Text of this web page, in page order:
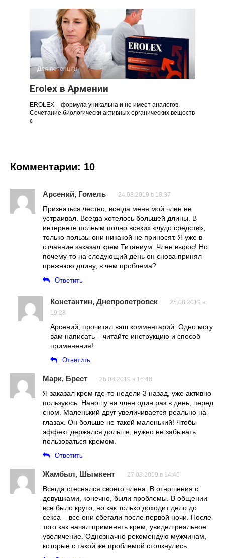
Для потенции
Erolex в Армении
EROLEX – формула уникальна и не имеет аналогов.
Сочетание биологически активных органических веществ
с
Комментарии: 10
Арсений, Гомель 24.08.2019 в 18:37
Признаться честно, всегда меня мой член не
устраивал. Всегда хотелось большей длины. В
интернете полным полно всяких «чудо средств»,
только пользы они никакой не приносят. Я уже в
отчаяние заказал крем Титаниум. Член вырос! Но
почему-то на следующий день он снова принял
прежнюю длину, в чем проблема?
Ответить
Константин, Днепропетровск
25.08.2019 в
19:28
Арсений, прочитал ваш комментарий. Одно могу
вам написать – читайте инструкцию и способ
применения!
Ответить
Марк, Брест 26.08.2019 в 16:48
Я заказал крем где-то недели 3 назад, уже активно
пользуюсь. Наношу на член один раз в день, перед
сном. Маленький друг увеличивается реально на
глазах. Он больше не такой маленький! Чтобы
эффект держался дольше, нужно не забывать
пользоваться кремом.
Ответить
Жамбыл, Шымкент 27.08.2019 в 14:45
Всегда стеснялся своего члена. В отношения с
девушками, конечно, были проблемы. В общении
все было круто, но как только доходит дело до
секса – все они сбегали после первой ночи. После
того как начал применять крем, увидел реальное
увеличение. Однозначно рекомендую мужчинам,
которые с такой же проблемой столкнулись.